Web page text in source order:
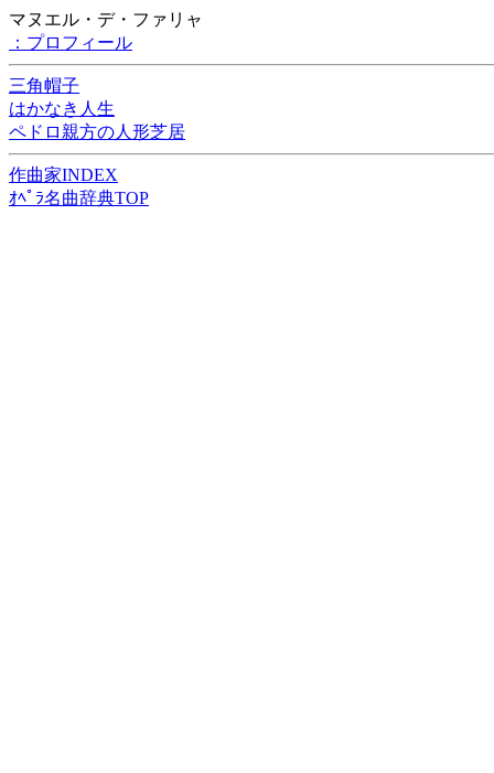
マヌエル・デ・ファリャ
：プロフィール
三角帽子
はかなき人生
ペドロ親方の人形芝居
作曲家INDEX
ｵﾍﾟﾗ名曲辞典TOP